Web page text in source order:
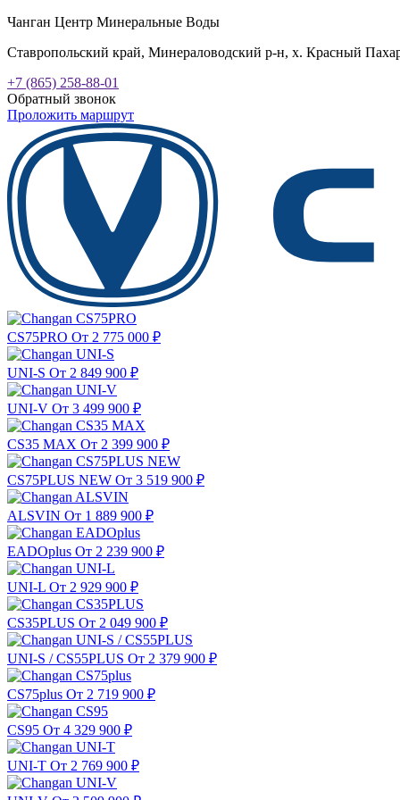
Чанган Центр Минеральные Воды
Ставропольский край, Минераловодский р-н, х. Красный
+7 (865) 258-88-01
Обратный звонок
Проложить маршрут
CS75PRO От 2 775 000 ₽
UNI-S От 2 849 900 ₽
UNI-V От 3 499 900 ₽
CS35 MAX От 2 399 900 ₽
CS75PLUS NEW От 3 519 900 ₽
ALSVIN От 1 889 900 ₽
EADOplus От 2 239 900 ₽
UNI-L От 2 929 900 ₽
CS35PLUS От 2 049 900 ₽
UNI-S / CS55PLUS От 2 379 900 ₽
CS75plus От 2 719 900 ₽
CS95 От 4 329 900 ₽
UNI-T От 2 769 900 ₽